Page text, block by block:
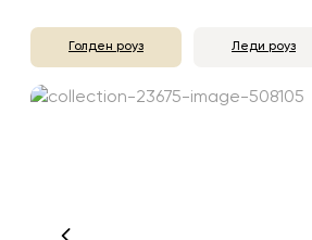
Голден роуз Леди роуз